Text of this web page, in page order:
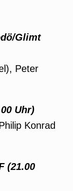
Glimt
Peter
Uhr)
Konrad
(21.00